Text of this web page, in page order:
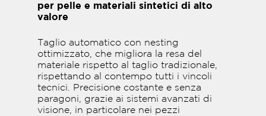
per pelle e materiali sintetici di alto
valore
Taglio automatico con nesting
ottimizzato, che migliora la resa del
materiale rispetto al taglio tradizionale,
rispettando al contempo tutti i vincoli
tecnici. Precisione costante e senza
paragoni, grazie ai sistemi avanzati di
visione, in particolare nei pezzi